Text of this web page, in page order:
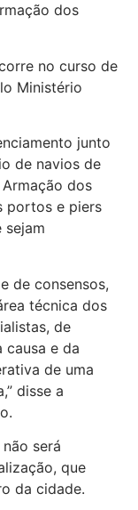
dos
no curso de
Ministério
junto
de navios de
dos
portos e piers
sejam
de consensos,
técnica dos
de
causa e da
de uma
disse a
será
que
da cidade.